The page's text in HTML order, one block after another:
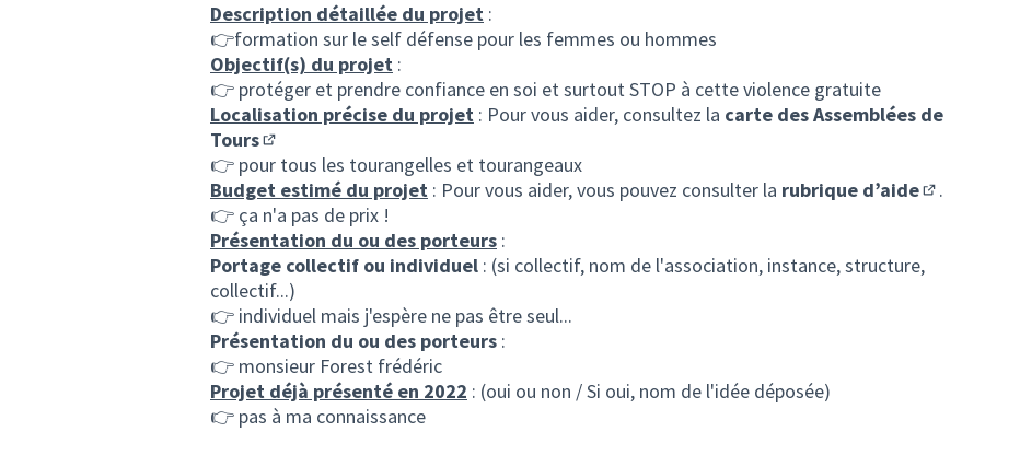
Description détaillée du projet :
👉formation sur le self défense pour les femmes ou hommes
Objectif(s) du projet :
👉 protéger et prendre confiance en soi et surtout STOP à cette violence gratuite
Localisation précise du projet : Pour vous aider, consultez la carte des Assemblées de
Tours
(S'ouvre dans un nouvel onglet)
👉 pour tous les tourangelles et tourangeaux
Budget estimé du projet : Pour vous aider, vous pouvez consulter la rubrique d’aide
.
👉 ça n'a pas de prix !
Présentation du ou des porteurs :
Portage collectif ou individuel : (si collectif, nom de l'association, instance, structure,
collectif...)
👉 individuel mais j'espère ne pas être seul...
Présentation du ou des porteurs :
👉 monsieur Forest frédéric
Projet déjà présenté en 2022 : (oui ou non / Si oui, nom de l'idée déposée)
👉 pas à ma connaissance